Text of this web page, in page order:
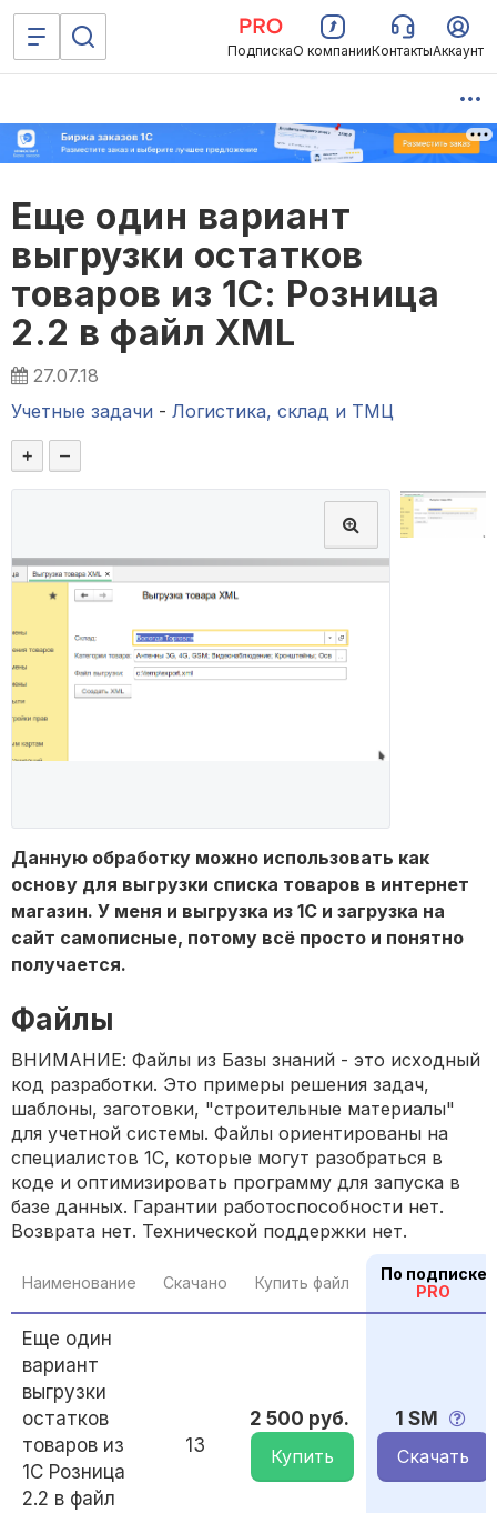
ПодпискаО компанииКонтактыАккаунт
Еще один вариант
выгрузки остатков
товаров из 1С: Розница
2.2 в файл XML
27.07.18
Учетные задачи - Логистика, склад и ТМЦ
+
–
Данную обработку можно использовать как
основу для выгрузки списка товаров в интернет
магазин. У меня и выгрузка из 1С и загрузка на
сайт самописные, потому всё просто и понятно
получается.
Файлы
ВНИМАНИЕ: Файлы из Базы знаний - это исходный
код разработки. Это примеры решения задач,
шаблоны, заготовки, "строительные материалы"
для учетной системы. Файлы ориентированы на
специалистов 1С, которые могут разобраться в
коде и оптимизировать программу для запуска в
базе данных. Гарантии работоспособности нет.
Возврата нет. Технической поддержки нет.
Наименование Скачано Купить файл
По подписке
PRO
Еще один
вариант
выгрузки
остатков
товаров из
1С Розница
2.2 в файл
13
2 500 руб.
Купить
1 SM
Скачать